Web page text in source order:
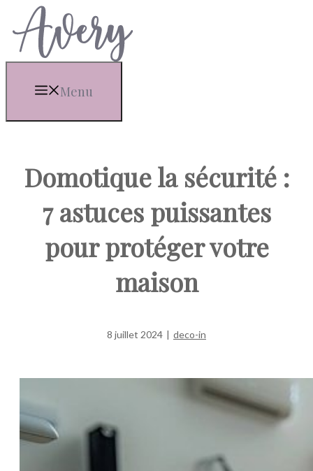
Aller
au
contenu
Menu
Domotique la sécurité :
7 astuces puissantes
pour protéger votre
maison
8 juillet 2024 | deco-in